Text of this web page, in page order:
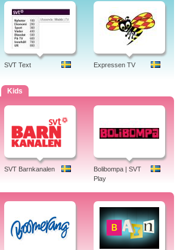
SVT Text Expressen TV
Kids
SVT Barnkanalen
Bolibompa | SVT
Play